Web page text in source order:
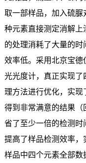
取一部样品，加入硫
种元素直接测定消解
的处理消耗了大量的
效率低。采用北京宝德
光光度计，真正实现
理方法进行优化，实
得到非常满意的结果
省了至少一倍的检测
提高了样品检测效率
样品中四个元素全部数